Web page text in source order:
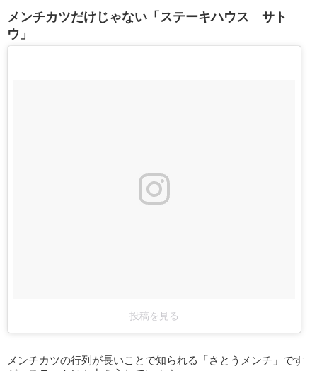
メンチカツだけじゃない「ステーキハウス サト
ウ」
投稿を見る
メンチカツの行列が長いことで知られる「さとうメンチ」です